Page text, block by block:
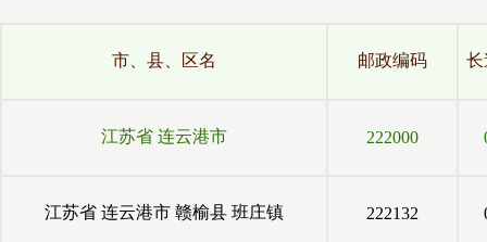
市、县、区名 邮政编码 长
江苏省 连云港市 222000
江苏省 连云港市 赣榆县 班庄镇 222132